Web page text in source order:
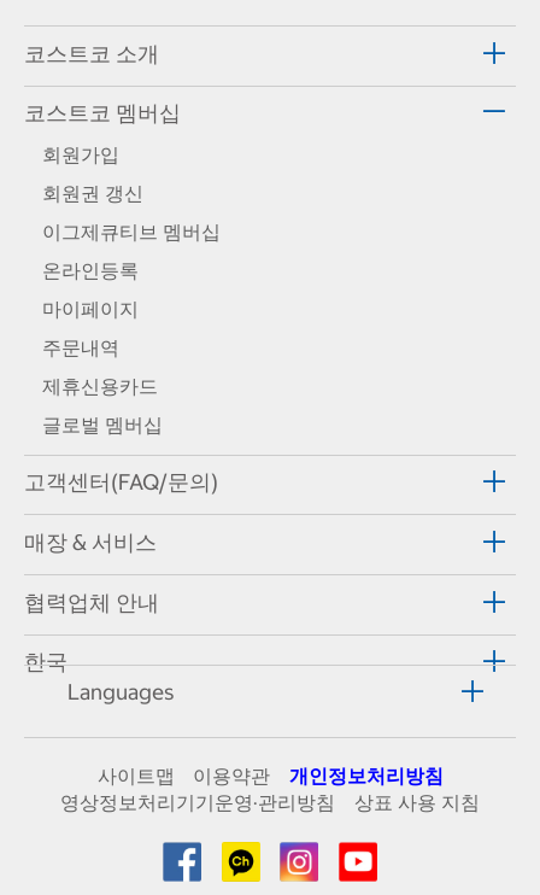
코스트코 소개
코스트코 멤버십
회원가입
회원권 갱신
이그제큐티브 멤버십
온라인등록
마이페이지
주문내역
제휴신용카드
글로벌 멤버십
고객센터(FAQ/문의)
매장 & 서비스
협력업체 안내
한국
Languages
사이트맵 이용약관
개인정보처리방침
영상정보처리기기운영·관리방침
상표 사용 지침